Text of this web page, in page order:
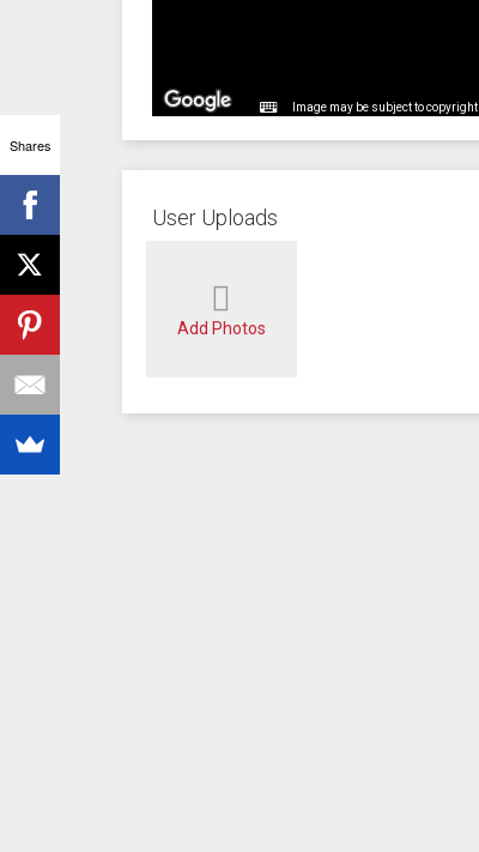
Image may be subject to copyright
User Uploads
Add Photos
Shares